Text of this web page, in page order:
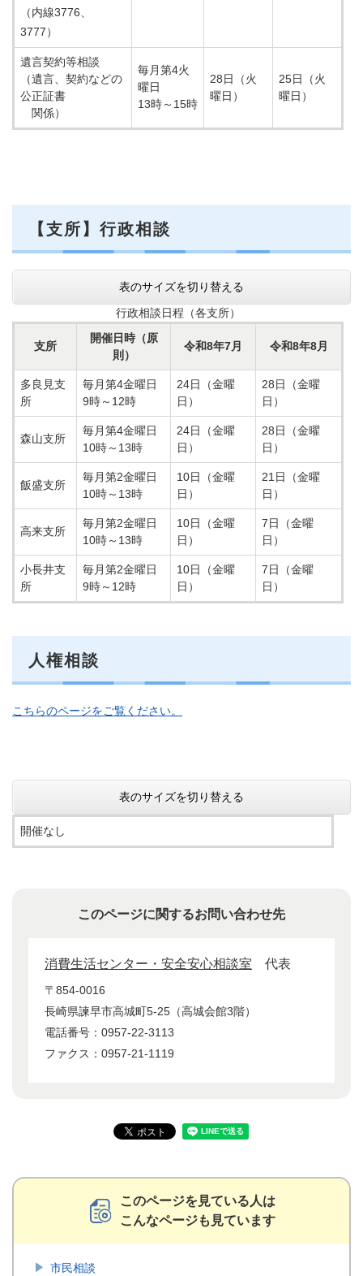
（内線3776、
3777）
遺言契約等相談
（遺言、契約などの
公正証書
関係）
毎月第4火
曜日
13時～15時
28日（火
曜日）
25日（火
曜日）
【支所】行政相談
表のサイズを切り替える
行政相談日程（各支所）
支所
開催日時（原
則）
令和8年7月 令和8年8月
多良見支
所
毎月第4金曜日
9時～12時
24日（金曜
日）
28日（金曜
日）
森山支所
毎月第4金曜日
10時～13時
24日（金曜
日）
28日（金曜
日）
飯盛支所
毎月第2金曜日
10時～13時
10日（金曜
日）
21日（金曜
日）
高来支所
毎月第2金曜日
10時～13時
10日（金曜
日）
7日（金曜
日）
小長井支
所
毎月第2金曜日
9時～12時
10日（金曜
日）
7日（金曜
日）
人権相談
こちらのページをご覧ください。
表のサイズを切り替える
開催なし
このページに関するお問い合わせ先
消費生活センター・安全安心相談室 代表
〒854-0016
長崎県諫早市高城町5-25（高城会館3階）
電話番号：0957-22-3113
ファクス：0957-21-1119
このページを見ている人は
こんなページも見ています
市民相談